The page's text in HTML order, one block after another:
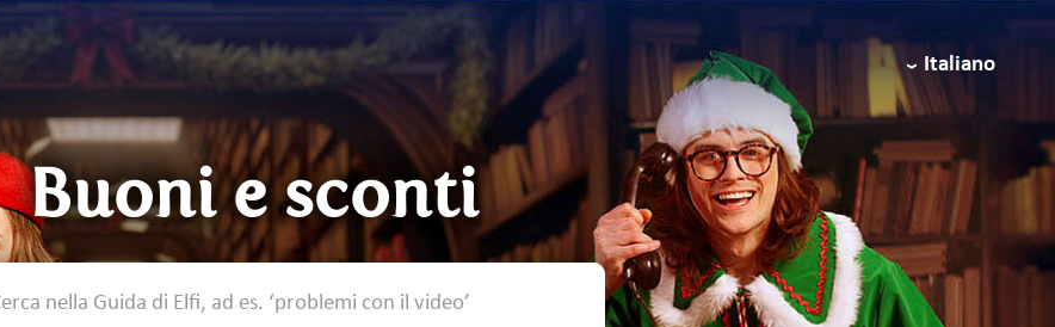
Italiano
Buoni e sconti